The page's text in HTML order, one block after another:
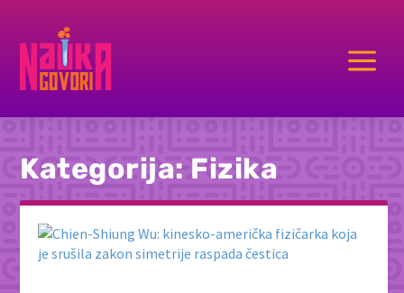
a
Kategorija: Fizika